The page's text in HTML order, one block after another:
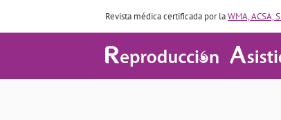
Revista médica certificada por laWMA, ACSA,